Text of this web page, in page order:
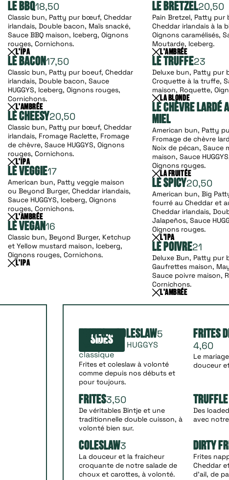
Le BBQ18,50
Classic bun, Patty pur bœuf, Cheddar
irlandais, Double bacon, Maïs snacké,
Sauce BBQ maison, Iceberg, Oignons
rouges, Cornichons.
L'Ipa
Le Bacon17,50
Classic bun, Patty pur boeuf, Cheddar
irlandais, Double bacon, Sauce
HUGGYS, Iceberg, Oignons rouges,
Cornichons.
L'Ambrée
Le Cheesy20,50
Classic bun, Patty pur bœuf, Cheddar
irlandais, Fromage Raclette, Fromage
de chèvre, Sauce HUGGYS, Oignons
rouges, Cornichons.
L'Ipa
Le Veggie17
American bun, Patty veggie maison
ou Beyond Burger, Cheddar irlandais,
Sauce HUGGYS, Iceberg, Oignons
rouges, Cornichons.
L'Ambrée
Le Vegan16
Classic bun, Beyond Burger, Ketchup
et Yellow mustard maison, Iceberg,
Oignons rouges, Cornichons.
L'Ipa
Le Bretzel20,50
Pain Bretzel, Patty pur
Cheddar irlandais à la
Oignons caramélisés,
Moutarde, Iceberg.
L'Ambrée
Le Truffe23
Deluxe bun, Patty pur
Croquette à la truffe,
maison, Roquette,
La Blonde
Le Chèvre Lardé
Miel
American bun, Patty
Fromage de chèvre
Noix de pécan, Sauce
maison, Sauce
Oignons rouges.
La Fruitée
Le Spicy20,50
American bun, Big
fourré au Cheddar et
Cheddar irlandais,
Jalapeños, Sauce
Oignons rouges.
L'Ipa
Le Poivre21
Deluxe Bun, Patty pur
Gaufrettes maison,
Sauce poivre maison,
Cornichons.
L'Ambrée
Sides
Frites + Coleslaw5
L'expérience HUGGYS
classique
Frites et coleslaw à volonté
comme depuis nos débuts et
pour toujours.
Frites
4,60
Le
douceur
Frites3,50
De véritables Bintje et une
traditionnelle double cuisson, à
volonté bien sur.
Truffle
Des
avec
Coleslaw3
La douceur et la fraicheur
croquante de notre salade de
choux et carottes, à volonté.
Dirty
Frites
Cheddar
d’ail, de